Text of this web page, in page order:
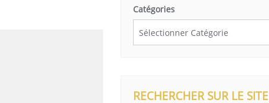
Catégories
RECHERCHER SUR LE SITE